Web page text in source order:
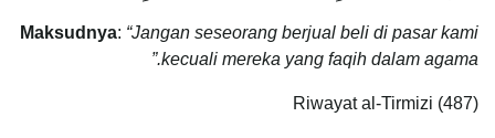
Maksudnya: “Jangan seseorang berjual beli di pasar kami
kecuali mereka yang faqih dalam agama.”
Riwayat al-Tirmizi (487)